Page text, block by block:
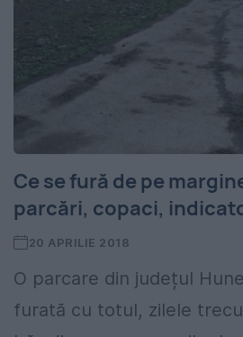
Ce se fură de pe
parcări, copaci,
20 APRILIE 2018
O parcare din județul
furată cu totul, zilele